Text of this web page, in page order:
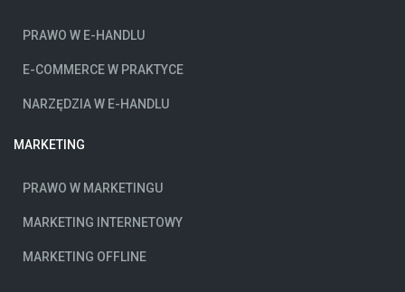
PRAWO W E-HANDLU
E-COMMERCE W PRAKTYCE
NARZĘDZIA W E-HANDLU
MARKETING
PRAWO W MARKETINGU
MARKETING INTERNETOWY
MARKETING OFFLINE